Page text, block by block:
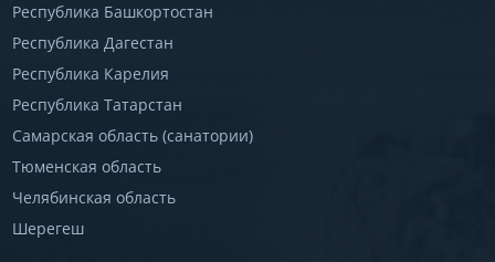
Республика Башкортостан
Республика Дагестан
Республика Карелия
Республика Татарстан
Самарская область (санатории)
Тюменская область
Челябинская область
Шерегеш